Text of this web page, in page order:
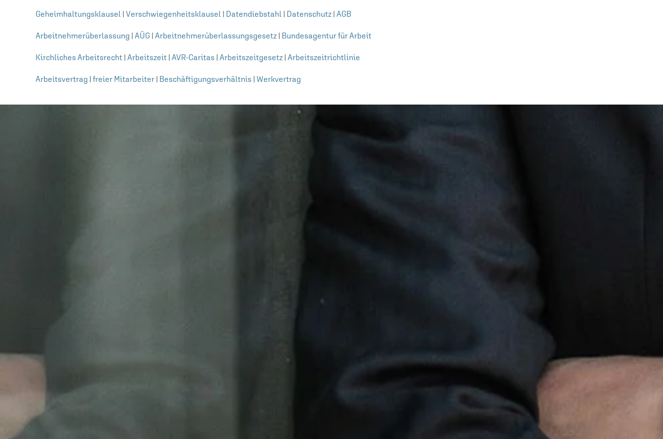
Geheimhaltungsklausel Verschwiegenheitsklausel Datendiebstahl Datenschutz AGB
Arbeitnehmerüberlassung AÜG Arbeitnehmerüberlassungsgesetz Bundesagentur für Arbeit
Kirchliches Arbeitsrecht Arbeitszeit AVR-Caritas Arbeitszeitgesetz Arbeitszeitrichtlinie
Arbeitsvertrag freier Mitarbeiter Beschäftigungsverhältnis Werkvertrag